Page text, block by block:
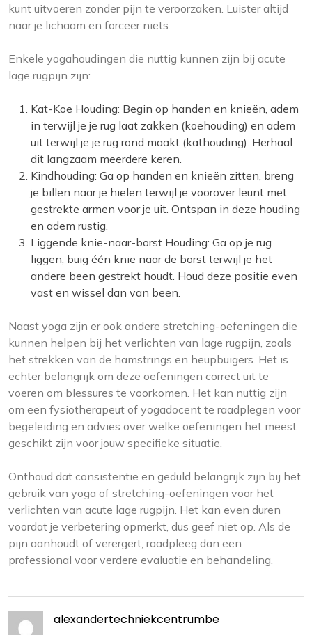
kunt uitvoeren zonder pijn te veroorzaken. Luister altijd
naar je lichaam en forceer niets.
Enkele yogahoudingen die nuttig kunnen zijn bij acute
lage rugpijn zijn:
Kat-Koe Houding: Begin op handen en knieën, adem
in terwijl je je rug laat zakken (koehouding) en adem
uit terwijl je je rug rond maakt (kathouding). Herhaal
dit langzaam meerdere keren.
Kindhouding: Ga op handen en knieën zitten, breng
je billen naar je hielen terwijl je voorover leunt met
gestrekte armen voor je uit. Ontspan in deze houding
en adem rustig.
Liggende knie-naar-borst Houding: Ga op je rug
liggen, buig één knie naar de borst terwijl je het
andere been gestrekt houdt. Houd deze positie even
vast en wissel dan van been.
Naast yoga zijn er ook andere stretching-oefeningen die
kunnen helpen bij het verlichten van lage rugpijn, zoals
het strekken van de hamstrings en heupbuigers. Het is
echter belangrijk om deze oefeningen correct uit te
voeren om blessures te voorkomen. Het kan nuttig zijn
om een fysiotherapeut of yogadocent te raadplegen voor
begeleiding en advies over welke oefeningen het meest
geschikt zijn voor jouw specifieke situatie.
Onthoud dat consistentie en geduld belangrijk zijn bij het
gebruik van yoga of stretching-oefeningen voor het
verlichten van acute lage rugpijn. Het kan even duren
voordat je verbetering opmerkt, dus geef niet op. Als de
pijn aanhoudt of verergert, raadpleeg dan een
professional voor verdere evaluatie en behandeling.
alexandertechniekcentrumbe